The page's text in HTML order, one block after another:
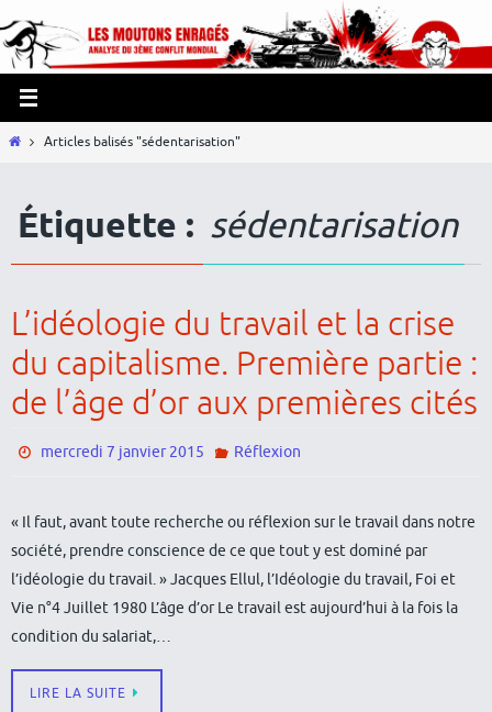
vers
le
contenu
HomeArticles balisés "sédentarisation"
Étiquette : sédentarisation
L’idéologie du travail et la crise
du capitalisme. Première partie :
de l’âge d’or aux premières cités
mercredi 7 janvier 2015 Réflexion
« Il faut, avant toute recherche ou réflexion sur le travail dans notre
société, prendre conscience de ce que tout y est dominé par
l’idéologie du travail. » Jacques Ellul, l’Idéologie du travail, Foi et
Vie n°4 Juillet 1980 L’âge d’or Le travail est aujourd’hui à la fois la
condition du salariat,…
LIRE LA SUITE